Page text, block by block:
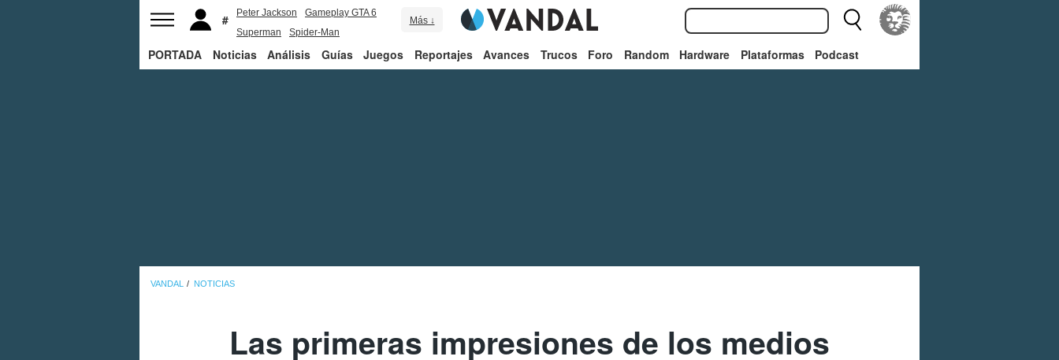
Peter Jackson
Gameplay GTA 6
Superman
Spider-Man
Más ↓
PORTADA Noticias Análisis Guías Juegos Reportajes Avances Trucos Foro Random Hardware Plataformas Podcast
VANDAL NOTICIAS
Las primeras impresiones de los medios